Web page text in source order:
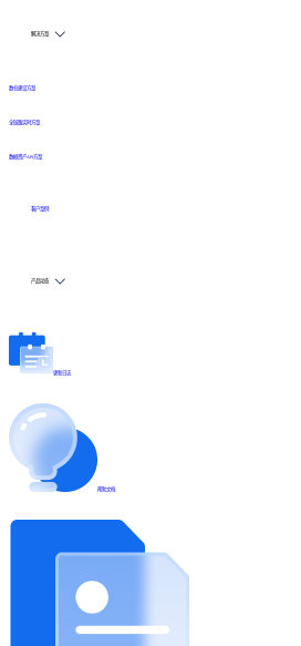
解决方案
数仓建设方案
全链路实时方案
数据资产API方案
客户案例
产品动态
更新日志
帮助文档